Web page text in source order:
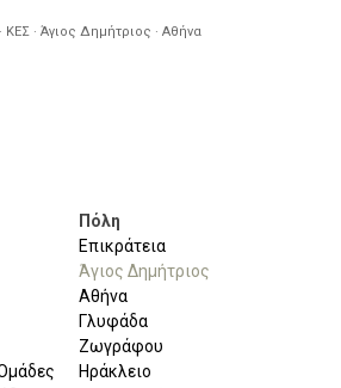
· ΚΕΣ · Άγιος Δημήτριος · Αθήνα
Πόλη
Επικράτεια
Άγιος Δημήτριος
Αθήνα
Γλυφάδα
Ζωγράφου
Ηράκλειο